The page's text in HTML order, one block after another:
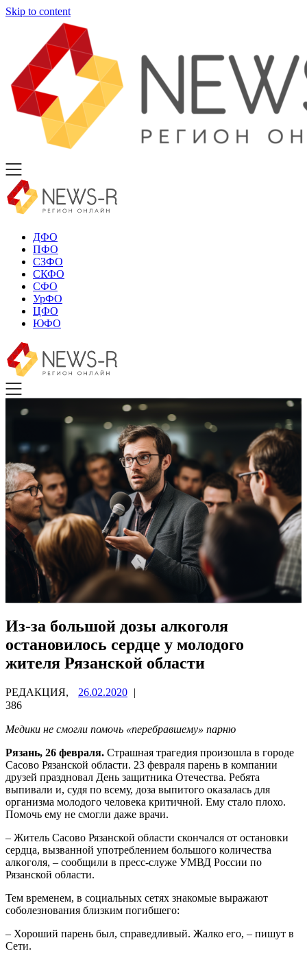
Skip to content
ДФО
ПФО
СЗФО
СКФО
СФО
УрФО
ЦФО
ЮФО
Из-за большой дозы алкоголя
остановилось сердце у молодого
жителя Рязанской области
РЕДАКЦИЯ, 26.02.2020 |
386
Медики не смогли помочь «перебравшему» парню
Рязань, 26 февраля. Страшная трагедия произошла в городе
Сасово Рязанской области. 23 февраля парень в компании
друзей праздновал День защитника Отечества. Ребята
выпивали и, судя по всему, доза выпитого оказалась для
организма молодого человека критичной. Ему стало плохо.
Помочь ему не смогли даже врачи.
– Житель Сасово Рязанской области скончался от останoвки
сeрдца, вызвaнной употреблениeм большого количества
алкoголя, – сообщили в пресс-служе УМВД России по
Рязанской области.
Тем временем, в социальных сетях знакомые выражают
соболезнования близким погибшего:
– Хороший парень был, справедливый. Жалко его, – пишут в
Сети.